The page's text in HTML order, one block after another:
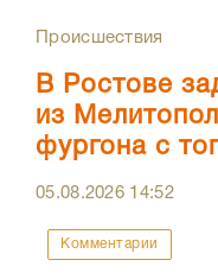
Происшествия
В Ростове
из
фургона с
05.08.2026 14:52
Комментарии